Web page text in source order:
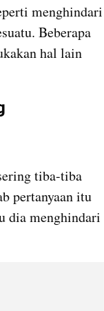
menghindari
Beberapa
hal lain
tiba-tiba
pertanyaan itu
dia menghindari